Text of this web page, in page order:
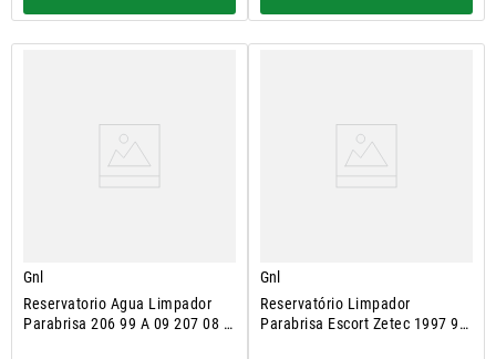
Gnl
Reservatorio Agua Limpador
Parabrisa 206 99 A 09 207 08 A
Gnl
Reservatório Limpador
Parabrisa Escort Zetec 1997 98